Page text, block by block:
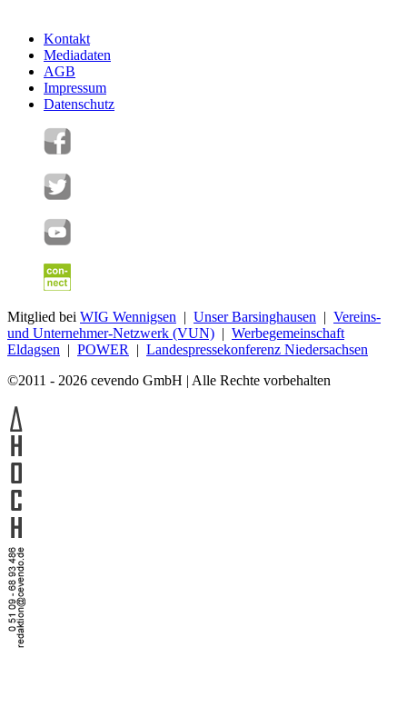
Kontakt
Mediadaten
AGB
Impressum
Datenschutz
Mitglied bei WIG Wennigsen | Unser Barsinghausen | Vereins-
und Unternehmer-Netzwerk (VUN) | Werbegemeinschaft
Eldagsen | POWER | Landespressekonferenz Niedersachsen
©2011 - 2026 cevendo GmbH | Alle Rechte vorbehalten